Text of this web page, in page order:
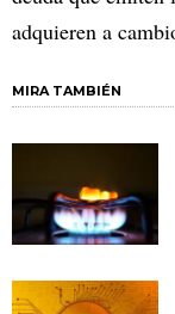
adquieren a
MIRA TAMBIÉN